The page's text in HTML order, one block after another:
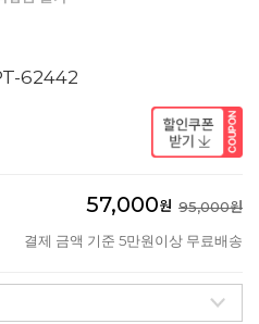
62442
57,000원 95,000원
결제 금액 기준 5만원이상 무료배송